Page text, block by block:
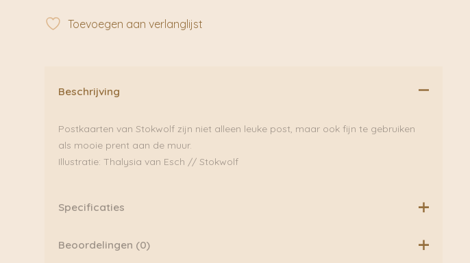
aantalToevoegen aan verlanglijst
Beschrijving
Postkaarten van Stokwolf zijn niet alleen leuke post, maar ook fijn te gebruiken
als mooie prent aan de muur.
Illustratie: Thalysia van Esch // Stokwolf
Specificaties
Postkaart gedrukt op 300 grams Biotop papier
Beoordelingen (0)